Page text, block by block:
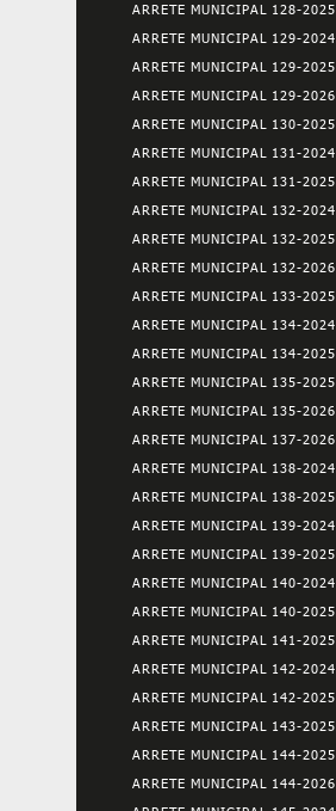
ARRETE MUNICIPAL 128-2025
ARRETE MUNICIPAL 129-2024
ARRETE MUNICIPAL 129-2025
ARRETE MUNICIPAL 129-2026
ARRETE MUNICIPAL 130-2025
ARRETE MUNICIPAL 131-2024
ARRETE MUNICIPAL 131-2025
ARRETE MUNICIPAL 132-2024
ARRETE MUNICIPAL 132-2025
ARRETE MUNICIPAL 132-2026
ARRETE MUNICIPAL 133-2025
ARRETE MUNICIPAL 134-2024
ARRETE MUNICIPAL 134-2025
ARRETE MUNICIPAL 135-2025
ARRETE MUNICIPAL 135-2026
ARRETE MUNICIPAL 137-2026
ARRETE MUNICIPAL 138-2024
ARRETE MUNICIPAL 138-2025
ARRETE MUNICIPAL 139-2024
ARRETE MUNICIPAL 139-2025
ARRETE MUNICIPAL 140-2024
ARRETE MUNICIPAL 140-2025
ARRETE MUNICIPAL 141-2025
ARRETE MUNICIPAL 142-2024
ARRETE MUNICIPAL 142-2025
ARRETE MUNICIPAL 143-2025
ARRETE MUNICIPAL 144-2025
ARRETE MUNICIPAL 144-2026